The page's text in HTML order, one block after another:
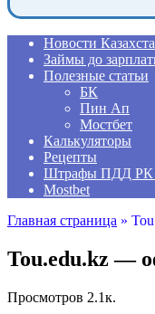
Новости
Займы до
Полезные статьи
БК
Пин Ап
Мостбет
Калькуляторы
Рецепты
Штрафы ПДД РК
Mostbet
Главная страница »
Tou.edu.kz —
Просмотров 2.1к.